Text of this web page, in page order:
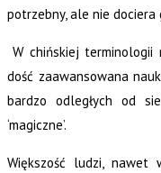
potrzebny, ale nie dociera
W chińskiej terminologii
dość zaawansowana
bardzo odległych od
‘magiczne’.
Większość ludzi, nawet